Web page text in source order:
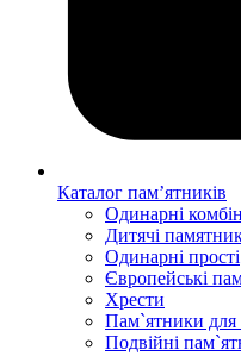
Каталог пам’ятників
Одинарні
Дитячі
Одинарні прості
Європейські
Хрести
Пам`ятники для
Подвійні